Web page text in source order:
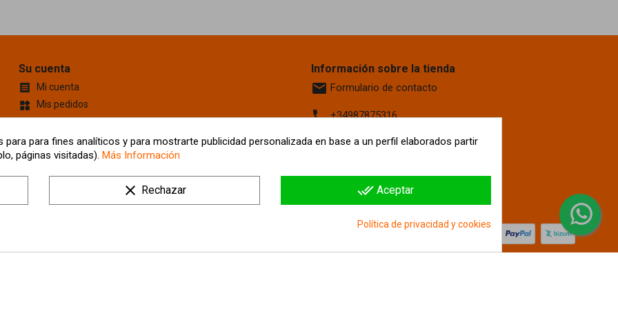
Su cuenta
 Mi cuenta
widgets Mis pedidos
Cupones de descuento
account_box Información personal
location_on Mis Direcciones
Tus ajustes de cookies
Información sobre la tienda
email Formulario de contacto
phone+34987875316
location_on Calle La Fontanilla, 6
para fines analíticos y para mostrarte publicidad personalizada en base a un perfil elaborados partir
páginas visitadas). Más Información
clear Rechazar done_all Aceptar
Política de privacidad y cookies